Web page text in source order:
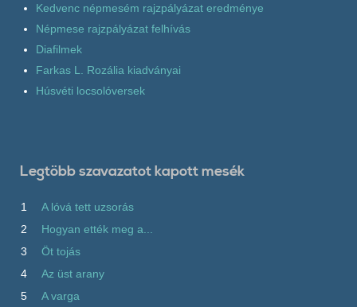
Kedvenc népmesém rajzpályázat eredménye
Népmese rajzpályázat felhívás
Diafilmek
Farkas L. Rozália kiadványai
Húsvéti locsolóversek
Legtöbb szavazatot kapott mesék
1
A lóvá tett uzsorás
2
Hogyan ették meg a...
3
Öt tojás
4
Az üst arany
5
A varga